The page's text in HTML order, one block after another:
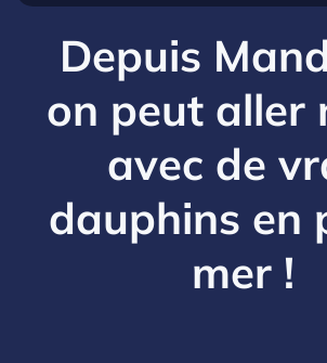
Depuis
on peut aller
avec de
dauphins en
mer !